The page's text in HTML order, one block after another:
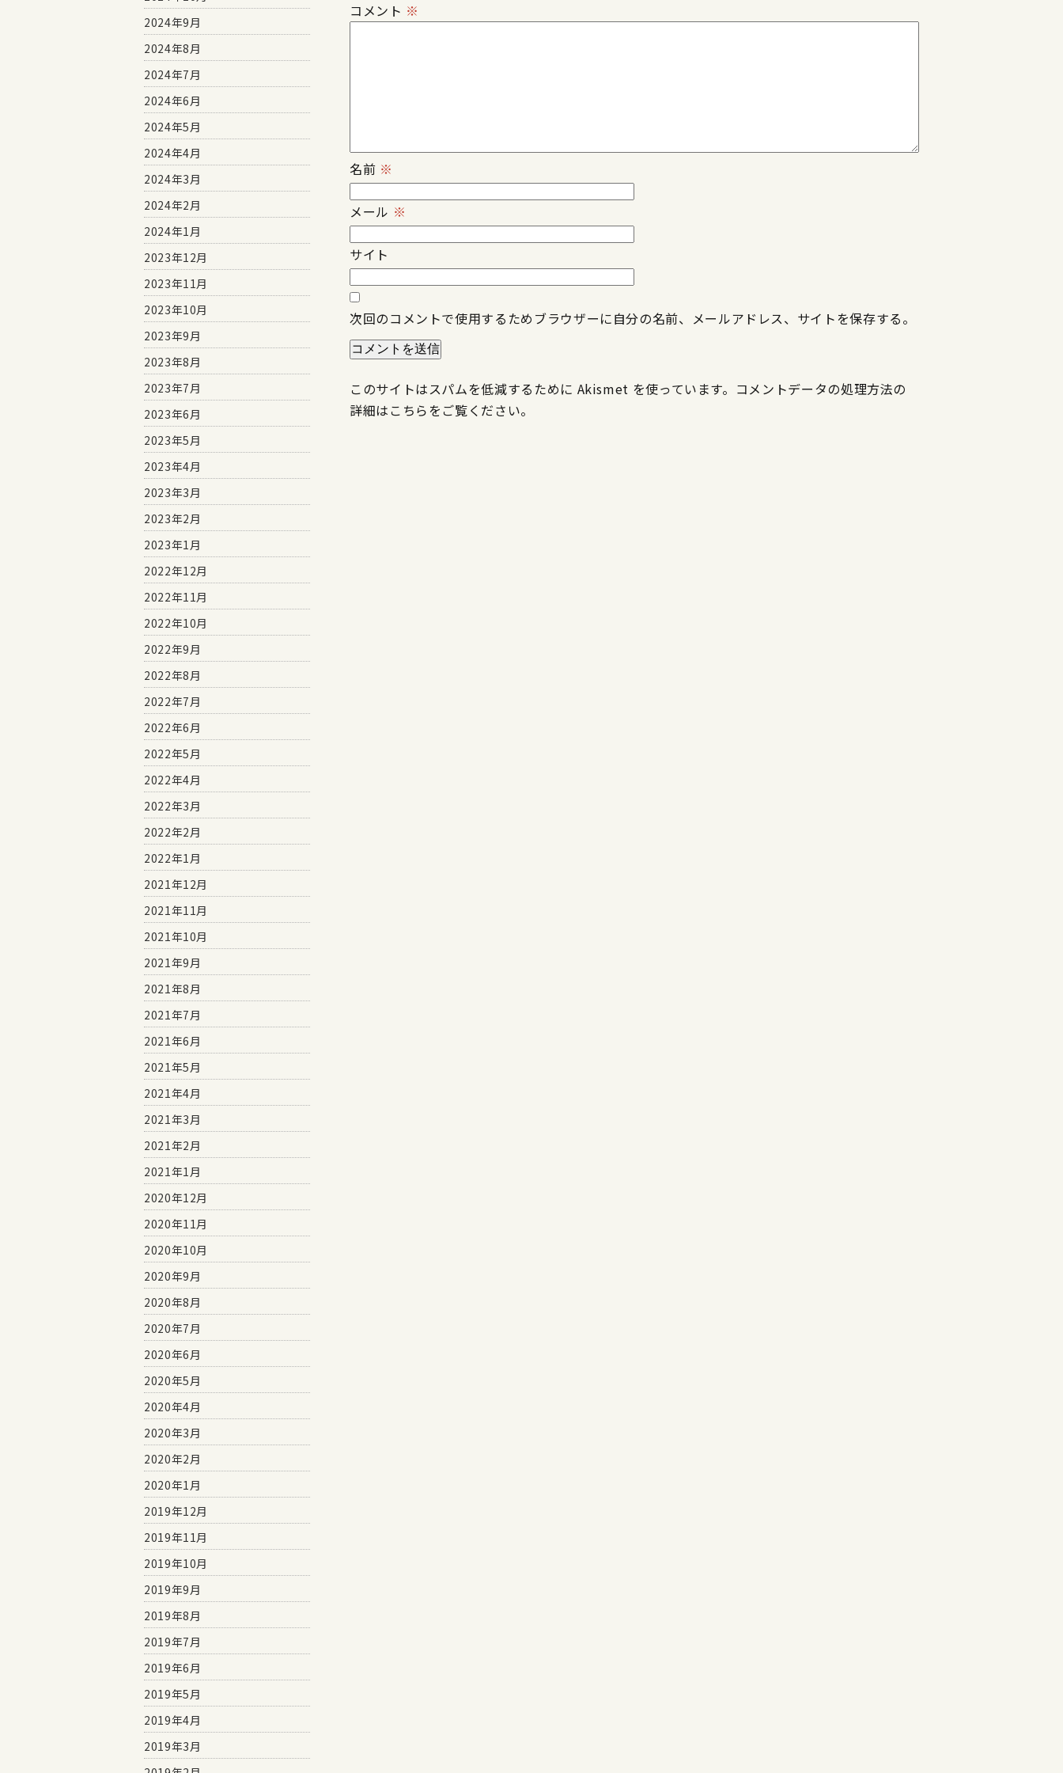
コメント ※
名前 ※
メール ※
サイト
次回のコメントで使用するためブラウザーに自分の名前、メールアドレス、サイトを保存する。
このサイトはスパムを低減するために Akismet を使っています。 コメントデータの処理方法の
詳細はこちらをご覧ください。
2024年9月
2024年8月
2024年7月
2024年6月
2024年5月
2024年4月
2024年3月
2024年2月
2024年1月
2023年12月
2023年11月
2023年10月
2023年9月
2023年8月
2023年7月
2023年6月
2023年5月
2023年4月
2023年3月
2023年2月
2023年1月
2022年12月
2022年11月
2022年10月
2022年9月
2022年8月
2022年7月
2022年6月
2022年5月
2022年4月
2022年3月
2022年2月
2022年1月
2021年12月
2021年11月
2021年10月
2021年9月
2021年8月
2021年7月
2021年6月
2021年5月
2021年4月
2021年3月
2021年2月
2021年1月
2020年12月
2020年11月
2020年10月
2020年9月
2020年8月
2020年7月
2020年6月
2020年5月
2020年4月
2020年3月
2020年2月
2020年1月
2019年12月
2019年11月
2019年10月
2019年9月
2019年8月
2019年7月
2019年6月
2019年5月
2019年4月
2019年3月